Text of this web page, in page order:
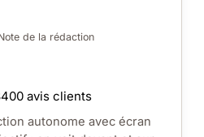
de la rédaction
avis clients
autonome avec écran